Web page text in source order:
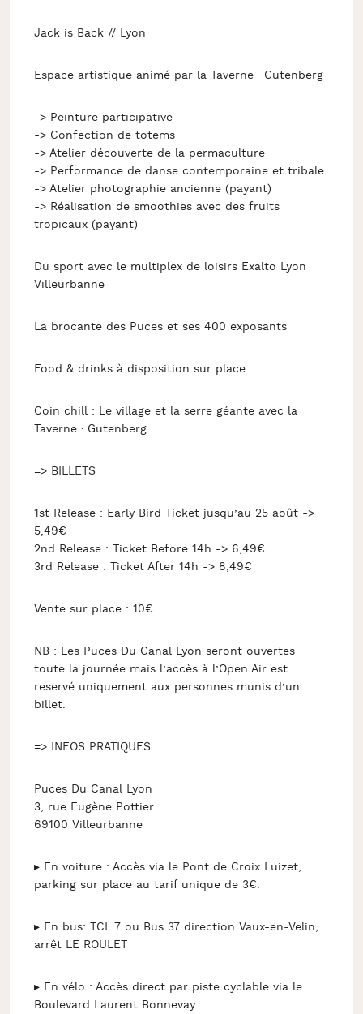
Jack is Back // Lyon
Espace artistique animé par la Taverne · Gutenberg
-> Peinture participative
-> Confection de totems
-> Atelier découverte de la permaculture
-> Performance de danse contemporaine et tribale
-> Atelier photographie ancienne (payant)
-> Réalisation de smoothies avec des fruits
tropicaux (payant)
Du sport avec le multiplex de loisirs Exalto Lyon
Villeurbanne
La brocante des Puces et ses 400 exposants
Food & drinks à disposition sur place
Coin chill : Le village et la serre géante avec la
Taverne · Gutenberg
=> BILLETS
1st Release : Early Bird Ticket jusqu’au 25 août ->
5,49€
2nd Release : Ticket Before 14h -> 6,49€
3rd Release : Ticket After 14h -> 8,49€
Vente sur place : 10€
NB : Les Puces Du Canal Lyon seront ouvertes
toute la journée mais l’accès à l’Open Air est
reservé uniquement aux personnes munis d’un
billet.
=> INFOS PRATIQUES
Puces Du Canal Lyon
3, rue Eugène Pottier
69100 Villeurbanne
▸ En voiture : Accès via le Pont de Croix Luizet,
parking sur place au tarif unique de 3€.
▸ En bus: TCL 7 ou Bus 37 direction Vaux-en-Velin,
arrêt LE ROULET
▸ En vélo : Accès direct par piste cyclable via le
Boulevard Laurent Bonnevay.